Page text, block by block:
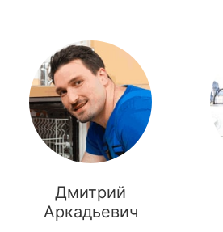
метро Пушкинская
метро Проспект Мира
метро Пражская
метро Павелецкая
метро Пятницкое шоссе
Дмитрий
Аркадьевич